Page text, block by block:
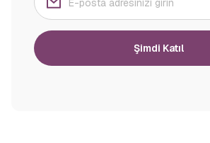
Şimdi Katıl